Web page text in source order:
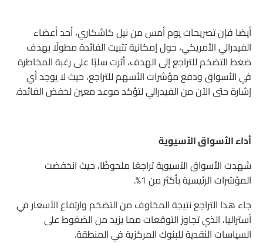
أيضا فإن تصريحات يوم أمس من نيل كاشكاري، أحد أعضاء
الفيدرالي الأمريكي، حول إمكانية تثبيت الفائدة مطولًا بهدف
ضغط التضخم للتراجع إلى الهدف، أثرت سلبًا على رغبة المخاطرة
في الأسواق ودفع مؤشرات الأسهم للتراجع، حيث لا يوجد أي
إشارة حتى الآن من الفيدرالي لتؤكد موعد معين لخفض الفائدة.
أداء الأسواق الآسيوية
شهدت الأسواق الآسيوية تراجعًا ملحوظًا، حيث انخفضت
المؤشرات الرئيسية بأكثر من 1%.
جاء هذا التراجع نتيجة المخاوف من التضخم وارتفاع الأسعار في
أستراليا، الذي تجاوز التوقعات مما يزيد من الضغوط على
السياسات النقدية للبنوك المركزية في المنطقة.